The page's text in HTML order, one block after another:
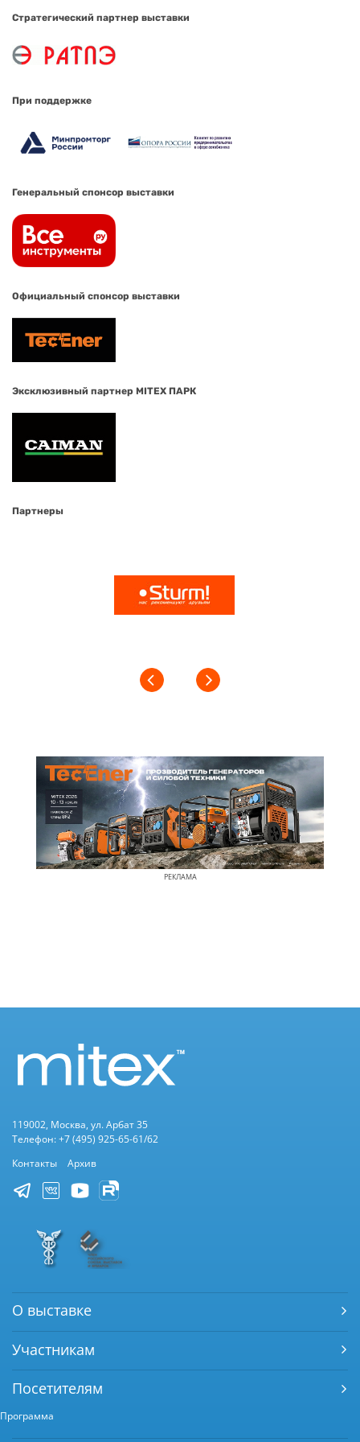
Стратегический партнер выставки
При поддержке
Генеральный спонсор выставки
Официальный спонсор выставки
Эксклюзивный партнер MITEX ПАРК
Партнеры
РЕКЛАМА
119002, Москва, ул. Арбат 35
Телефон: +7 (495) 925-65-61/62
Контакты
Архив
О выставке
Участникам
Посетителям
Программа